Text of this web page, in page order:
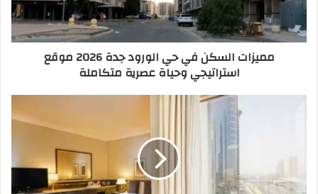
مميزات السكن في حي الورود جدة 2026 موقع
استراتيجي وحياة عصرية متكاملة